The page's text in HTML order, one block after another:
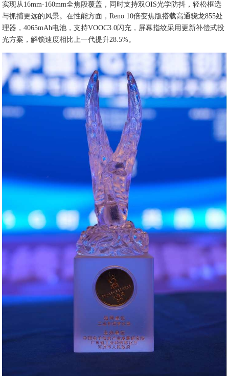
实现从16mm-160mm全焦段覆盖，同时支持双OIS光学防抖，轻松框选
与抓捕更远的风景。在性能方面，Reno 10倍变焦版搭载高通骁龙855处
理器，4065mAh电池，支持VOOC3.0闪充，屏幕指纹采用更新补偿式投
光方案，解锁速度相比上一代提升28.5%。